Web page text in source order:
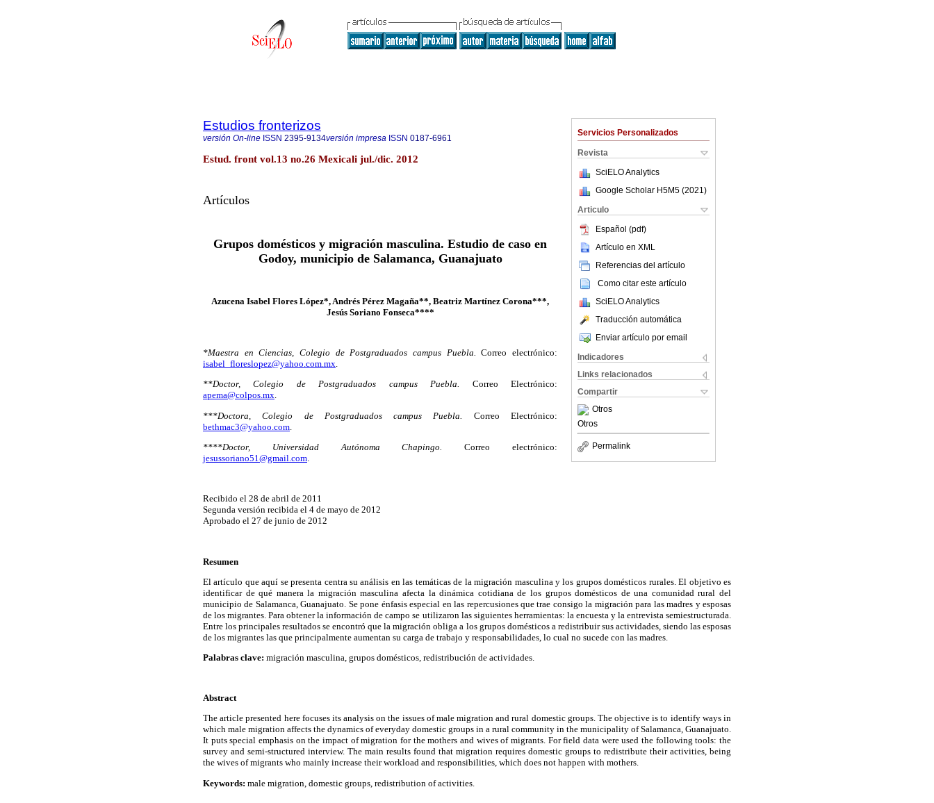
Servicios Personalizados
Revista
SciELO Analytics
Google Scholar H5M5 (2021 )
Articulo
Español (pdf)
Artículo en XML
Referencias del artículo
Como citar este artículo
SciELO Analytics
Traducción automática
Enviar artículo por email
Indicadores
Links relacionados
Compartir
Otros
Otros
Permalink
Estudios fronterizos
versión On-line ISSN 2395-9134versión impresa ISSN 0187-6961
Estud. front vol.13 no.26 Mexicali jul./dic. 2012
Artículos
Grupos domésticos y migración masculina. Estudio de caso en
Godoy, municipio de Salamanca, Guanajuato
Azucena Isabel Flores López*, Andrés Pérez Magaña**, Beatriz Martínez Corona***,
Jesús Soriano Fonseca****
*Maestra en Ciencias, Colegio de Postgraduados campus Puebla. Correo electrónico:
isabel_floreslopez@yahoo.com.mx.
**Doctor, Colegio de Postgraduados campus Puebla. Correo Electrónico:
apema@colpos.mx.
***Doctora, Colegio de Postgraduados campus Puebla.
Correo Electrónico:
bethmac3@yahoo.com
****Doctor, Universidad Autónoma Chapingo.
Correo electrónico:
jesussoriano51@gmail.com
Recibido el 28 de abril de 2011
Segunda versión recibida el 4 de mayo de 2012
Aprobado el 27 de junio de 2012
Resumen
El artículo que aquí se presenta centra su análisis en las temáticas de la migración masculina y los grupos domésticos rurales. El objetivo es
identificar de qué manera la migración masculina afecta la dinámica cotidiana de los grupos domésticos de una comunidad rural del
municipio de Salamanca, Guanajuato. Se pone énfasis especial en las repercusiones que trae consigo la migración para las madres y esposas
de los migrantes. Para obtener la información de campo se utilizaron las siguientes herramientas: la encuesta y la entrevista semiestructurada.
Entre los principales resultados se encontró que la migración obliga a los grupos domésticos a redistribuir sus actividades, siendo las esposas
de los migrantes las que principalmente aumentan su carga de trabajo y responsabilidades, lo cual no sucede con las madres.
Palabras clave: migración masculina, grupos domésticos, redistribución de actividades.
Abstract
The article presented here focuses its analysis on the issues of male migration and rural domestic groups. The objective is to identify ways in
which male migration affects the dynamics of everyday domestic groups in a rural community in the municipality of Salamanca, Guanajuato.
It puts special emphasis on the impact of migration for the mothers and wives of migrants. For field data were used the following tools: the
survey and semi-structured interview. The main results found that migration requires domestic groups to redistribute their activities, being
the wives of migrants who mainly increase their workload and responsibilities, which does not happen with mothers.
Keywords: male migration, domestic groups, redistribution of activities.